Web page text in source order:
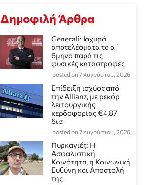
Δημοφιλή Άρθρα
Generali: Ισχυρά
αποτελέσματα το α΄
6μηνο παρά τις
φυσικές καταστροφές
posted on 7 Αυγούστου, 2026
Επίδειξη ισχύος από
την Allianz, με ρεκόρ
λειτουργικής
κερδοφορίας €4,87
δισ.
posted on 7 Αυγούστου, 2026
Πυρκαγιές: Η
Ασφαλιστική
Κοινότητα, η Κοινωνική
Ευθύνη και Αποστολή
της